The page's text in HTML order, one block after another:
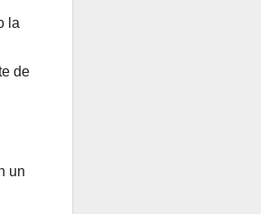
la
de
un